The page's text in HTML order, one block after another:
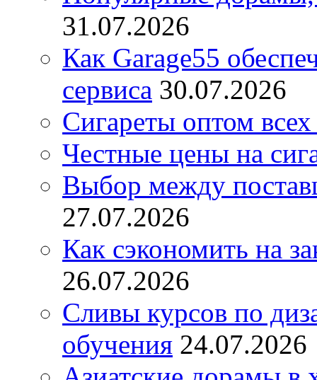
31.07.2026
Как Garage55
сервиса 30.07.2026
Сигареты оптом
Честные цены на
Выбор между
27.07.2026
Как сэкономить на
26.07.2026
Сливы курсов по
обучения 24.07.2026